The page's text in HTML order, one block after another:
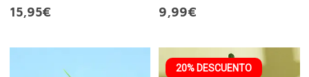
15,95€
9,99€
20% DESCUENTO